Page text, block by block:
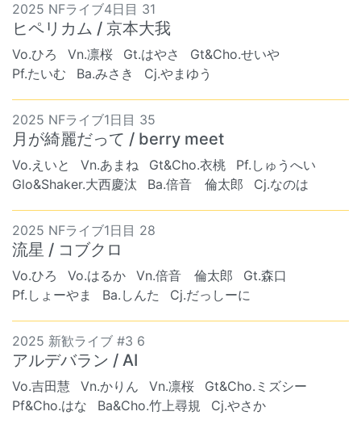
2025 NFライブ4日目 31
ヒペリカム / 京本大我
Vo.ひろ Vn.凛桜 Gt.はやさ
Gt&Cho.せいや
Pf.たいむ
Ba.みさき Cj.やまゆう
2025 NFライブ1日目 35
月が綺麗だって / berry meet
Vo.えいと Vn.あまね Gt&Cho.衣桃
Pf.しゅうへい
Glo&Shaker.大西慶汰
Ba.倍音 倫太郎 Cj.なのは
2025 NFライブ1日目 28
流星 / コブクロ
Vo.ひろ Vo.はるか Vn.倍音 倫太郎
Gt.森口
Pf.しょーやま
Ba.しんた Cj.だっしーに
2025 新歓ライブ #3 6
アルデバラン / AI
Vo.吉田慧 Vn.かりん Vn.凛桜
Gt&Cho.ミズシー
Pf&Cho.はな
Ba&Cho.竹上尋規 Cj.やさか